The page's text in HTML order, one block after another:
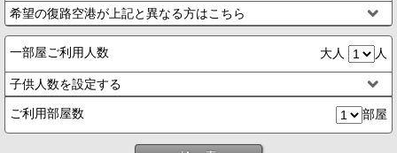
希望の復路空港が上記と異なる方はこちら
一部屋ご利用人数 大人 人
子供人数を設定する
ご利用部屋数 部屋